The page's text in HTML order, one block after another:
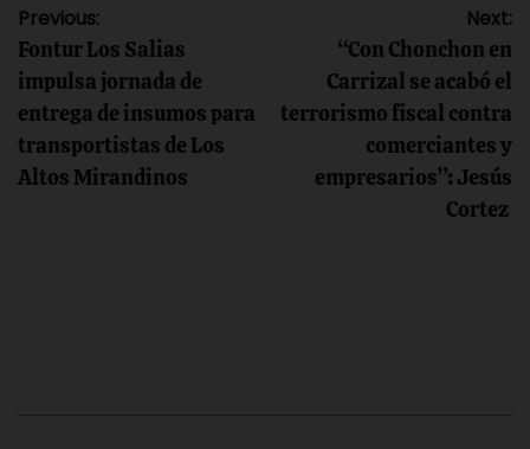
Navegación
de
entradas
Previous:
Fontur Los Salias
impulsa jornada de
entrega de insumos para
transportistas de Los
Altos Mirandinos
Next:
“Con Chonchon en
Carrizal se acabó el
terrorismo fiscal contra
comerciantes y
empresarios”: Jesús
Cortez